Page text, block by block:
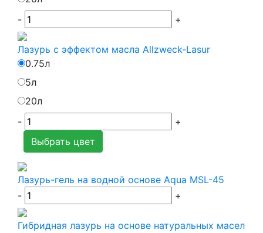
-
+
Лазурь с эффектом масла Allzweck-Lasur
0.75л
5л
20л
-
+
Выбрать цвет
Лазурь-гель на водной основе Aqua MSL-45
-
+
Гибридная лазурь на основе натуральных масел